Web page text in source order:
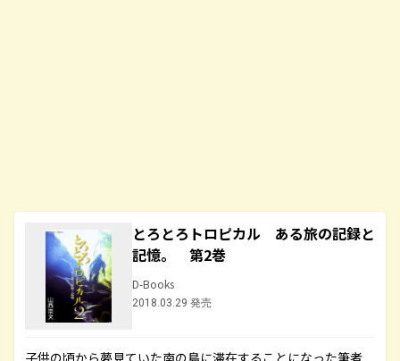
とろとろトロピカル ある旅の記録と
記憶。 第2巻
D-Books
2018.03.29 発売
子供の頃から夢見ていた南の島に滞在することになった筆者